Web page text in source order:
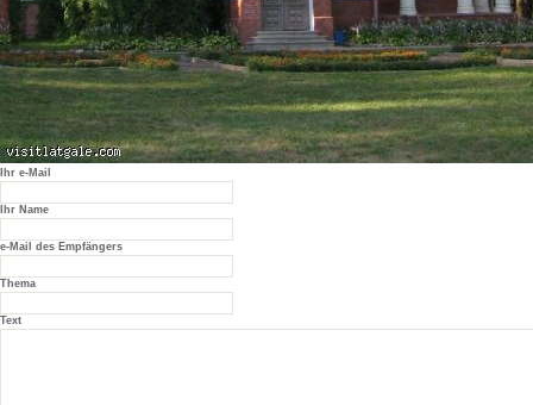
Ihr e-Mail
Ihr Name
e-Mail des Empfängers
Thema
Text